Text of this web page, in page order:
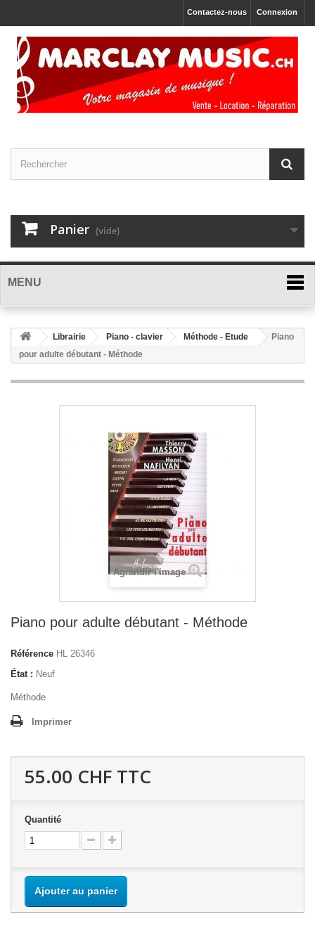
Connexion
Contactez-nous
Panier (vide)
MENU
Librairie Piano - clavier Méthode - Etude
Piano
pour adulte débutant - Méthode
Agrandir l'image
Piano pour adulte débutant - Méthode
Référence HL 26346
État : Neuf
Méthode
Imprimer
55.00 CHF TTC
Quantité
Ajouter au panier